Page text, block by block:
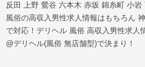
反田 上野 鶯谷 六本木 赤坂 錦糸町 小
風俗の高収入男性求人情報はもちろん
で対応！デリヘル 風俗 高収入男性求人
@デリヘル(風俗 無店舗型)で決まり！